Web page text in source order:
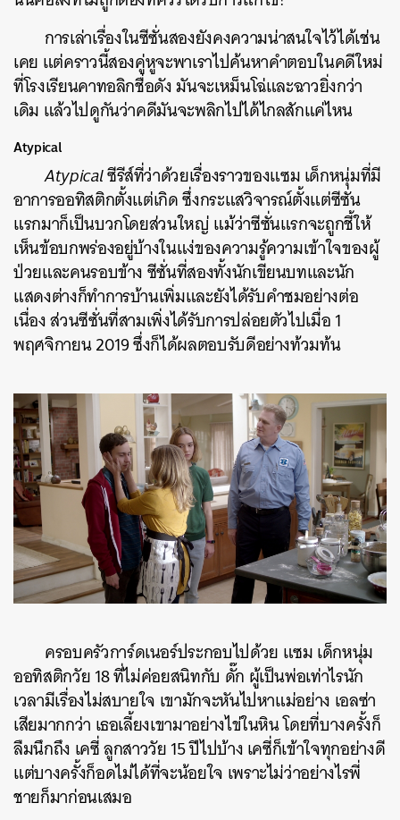
การเล่าเรื่องในซีซั่นสองยังคงความน่าสนใจไว้ได้เช่น
เคย แต่คราวนี้สองคู่หูจะพาเราไปค้นหาคำตอบในคดีใหม่
ที่โรงเรียนคาทอลิกชื่อดัง มันจะเหม็นโฉ่และฉาวยิ่งกว่า
เดิม แล้วไปดูกันว่าคดีมันจะพลิกไปได้ไกลสักแค่ไหน
Atypical
Atypicalซีรีส์ที่ว่าด้วยเรื่องราวของแซม เด็กหนุ่มที่มี
อาการออทิสติกตั้งแต่เกิด ซึ่งกระแสวิจารณ์ตั้งแต่ซีซั่น
แรกมาก็เป็นบวกโดยส่วนใหญ่ แม้ว่าซีซั่นแรกจะถูกชี้ให้
เห็นข้อบกพร่องอยู่บ้างในแง่ของความรู้ความเข้าใจของผู้
ป่วยและคนรอบข้าง ซีซั่นที่สองทั้งนักเขียนบทและนัก
แสดงต่างก็ทำการบ้านเพิ่มและยังได้รับคำชมอย่างต่อ
เนื่อง ส่วนซีซั่นที่สามเพิ่งได้รับการปล่อยตัวไปเมื่อ 1
พฤศจิกายน 2019 ซึ่งก็ได้ผลตอบรับดีอย่างท้วมท้น
ครอบครัวการ์ดเนอร์ประกอบไปด้วย แซม เด็กหนุ่ม
ออทิสติกวัย 18 ที่ไม่ค่อยสนิทกับ ดั๊ก ผู้เป็นพ่อเท่าไรนัก
เวลามีเรื่องไม่สบายใจ เขามักจะหันไปหาแม่อย่าง เอลซ่า
เสียมากกว่า เธอเลี้ยงเขามาอย่างไข่ในหิน โดยที่บางครั้งก็
ลืมนึกถึง เคซี่ ลูกสาววัย 15 ปีไปบ้าง เคซี่ก็เข้าใจทุกอย่างดี
แต่บางครั้งก็อดไม่ได้ที่จะน้อยใจ เพราะไม่ว่าอย่างไรพี่
ชายก็มาก่อนเสมอ